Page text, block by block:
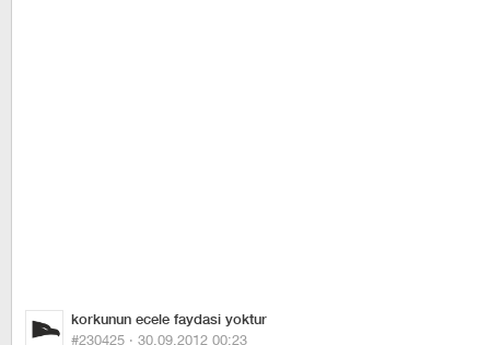
korkunun ecele faydasi yoktur
#230425 · 30.09.2012 00:23